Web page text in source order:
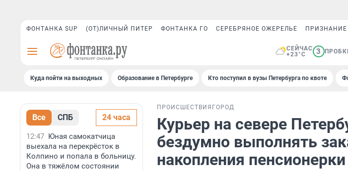
ФОНТАНКА SUP (ОТ)ЛИЧНЫЙ ПИТЕР ФОНТАНКА ГО СЕРЕБРЯНОЕ ОЖЕРЕЛЬЕ
СЕЙЧАС
+23°C
3
Куда пойти на выходных Образование в Петербурге Кто поступил в вузы Петербурга по квоте
Все СПБ 24 часа
12:47 Юная самокатчица
выехала на перекрёсток в
Колпино и попала в больницу.
Она в тяжёлом состоянии
ПРОИСШЕСТВИЯ ГОРОД
Курьер на севере
бездумно выполнять
накопления